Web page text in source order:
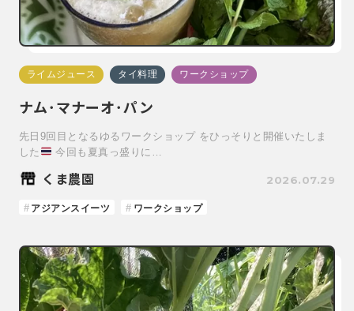
ライムジュース タイ料理 ワークショップ
ナム･マナーオ･パン
先日9回目となるゆるワークショップ をひっそりと開催いたしま
した
今回も夏真っ盛りに…
くま農園 2026.07.29
アジアンスイーツ ワークショップ